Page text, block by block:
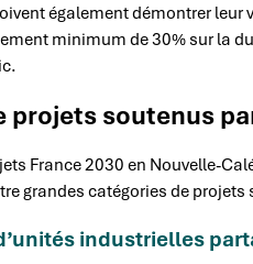
également démontrer
minimum de 30% sur la
projets soutenus
France 2030 en Nouvelle-
grandes catégories de projets
industrielles